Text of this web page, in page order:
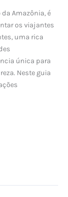
Amazônia, é
os viajantes
uma rica
única para
Neste guia